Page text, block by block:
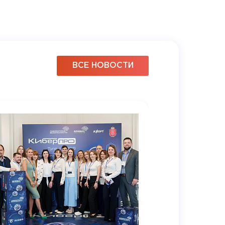
ВСЕ НОВОСТИ